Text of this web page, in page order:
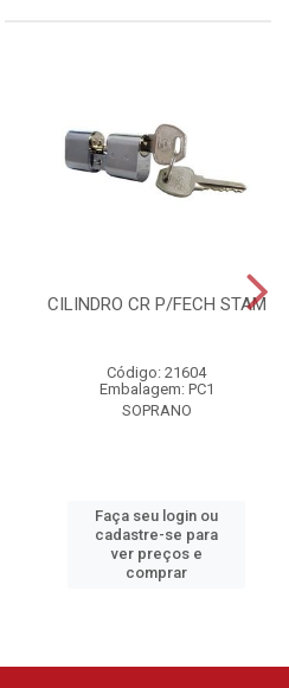
CILINDRO CR P/FECH STAM
Código: 21604
Embalagem: PC1
SOPRANO
Faça seu login ou
cadastre-se para
ver preços e
comprar